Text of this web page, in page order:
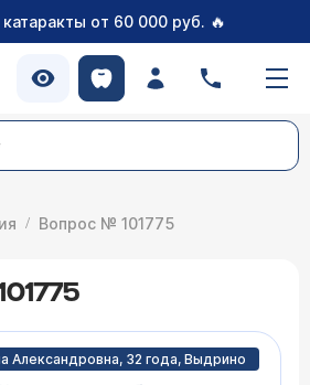
от 60 000 руб. 🔥
Вопрос № 101775
Александровна, 32 года, Выдрино